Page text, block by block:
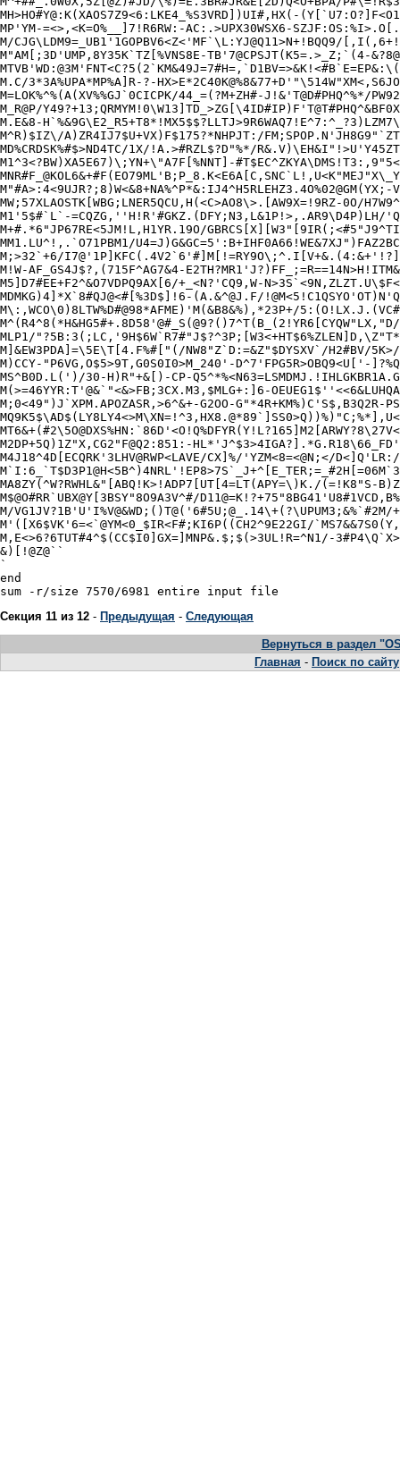
MH>HO#Y@:K(XAOS7Z9<6:LKE4_%S3VRD])UI#,HX(-
MP'YM-=<>,<K=O%__]7!R6RW:-AC:.>UPX30WSX6-
M/CJG\LDM9=_UB1'1GOPBV6<Z<'MF`\L:YJ@Q11>N+!BQQ9/
M"AM[;3D'UMP,8Y35K`TZ[%VNS8E-TB'7@CPSJT(K5=.>_Z;`(4-
M.C/3*3A%UPA*MP%A]R-?-
M=LOK%^%(A(XV%%GJ`0CICPK/44_=(?M+ZH#-J!&'T@D#PHQ^%*/
M_R@P/
M.E&8-
M^R)$IZ\/A)ZR4IJ7$U+VX)F$175?*NHPJT:/
MD%CRDSK%#$>ND4TC/1X/!A.>#RZL$?D"%*/
M1^3<?BW)XA5E67)\;YN+\"A7F[%NNT]-
M"#A>:4<9UJR?;8)W<&8+NA%^P*&:IJ4^H5RLEHZ3.4O%02@GM(YX;-
MW;57XLAOSTK[WBG;LNER5QCU,H(<C>AO8\>.[AW9X=!9RZ-0O/
M1'5$#`L`-=CQZG,''H!R'#GKZ.(DFY;N3,L&1P!>,.AR9\D4P)LH/
M+#.*6"JP67RE<5JM!L,H1YR.19O/
MM1.LU^!,.`O71PBM1/
M;>32`+6/
M!W-AF_GS4J$?,(715F^AG7&4-
M5]D7#EE+F2^&O7VDPQ9AX[6/+_<N?'CQ9,W-
MDMKG)4]*X`8#QJ@<#[%3D$]!6-(A.&^@J.F/
M\:,WCO\0)8LTW%D#@98*AFME)'M(&B8&%),*23P+/
MLP1/
M]&EW3PDA]=\5E\T[4.F%#["(/NW8"Z`D:=&Z"$DYSXV`/H2#BV/
M)CCY-"P6VG,O$5>9T,G0S0I0>M_240'-D^7'FPG5R>OBQ9<U['-
MS^B0D.L(')/30-H)R"+&[)-CP-
M(>=46YYR:T'@&`"<&>FB;3CX.M3,$MLG+:]6-
M;0<49")J`XPM.APOZASR,>6^&+-G2OO-G"*4R+KM%)C'S$,B3Q2R-
M2DP+5Q)1Z"X,CG2"F@Q2:851:-
M4J18^4D[ECQRK'3LHV@RWP<LAVE/CX]%/'YZM<8=<@N;</
MA8ZY(^W?RWHL&"[ABQ!K>!ADP7[UT[4=LT(APY=\)K./(=!K8"S-
M$@O#RR`UBX@Y[3BSY"8O9A3V^#/
M/VG1JV?1B'U'I%V@&WD;()T@('6#5U;@_.14\+(?\UPUM3;&%`#2M/
M'([X6$VK'6=<`@YM<0_$IR<F#;KI6P((CH2^9E22GI/
M,E<>6?6TUT#4^$(CC$I0]GX=]MNP&.$;$(>3UL!R=^N1/-
&)[!@Z@``
`
end
Секция 11 из 12 - Предыдущая - Следующая
Вернуться в раздел
Главная - Поиск по сайту